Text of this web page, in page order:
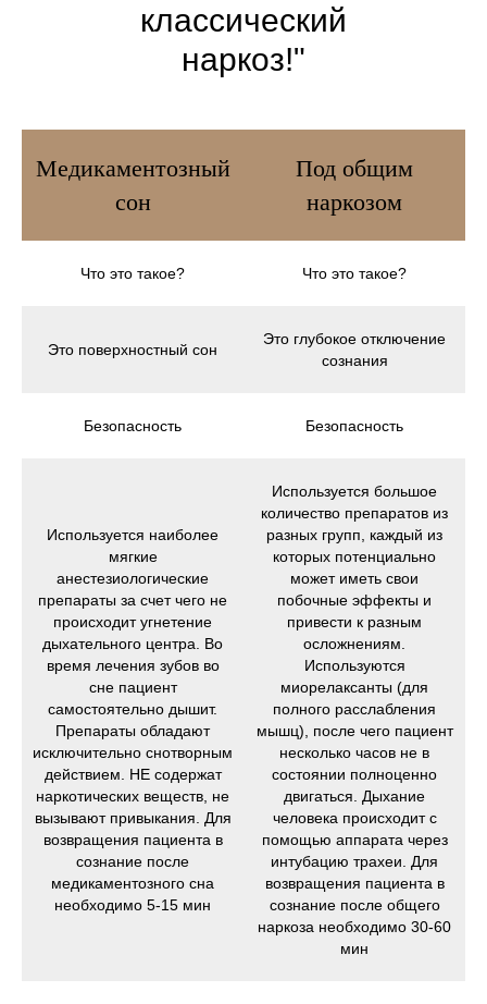
классический
наркоз!"
Медикаментозный
сон
Под общим
наркозом
Что это такое? Что это такое?
Это поверхностный сон
Это глубокое отключение
сознания
Безопасность Безопасность
Используется наиболее
мягкие
анестезиологические
препараты за счет чего не
происходит угнетение
дыхательного центра. Во
время лечения зубов во
сне пациент
самостоятельно дышит.
Препараты обладают
исключительно снотворным
действием. НЕ содержат
наркотических веществ, не
вызывают привыкания. Для
возвращения пациента в
сознание после
медикаментозного сна
необходимо 5-15 мин
Используется большое
количество препаратов из
разных групп, каждый из
которых потенциально
может иметь свои
побочные эффекты и
привести к разным
осложнениям.
Используются
миорелаксанты (для
полного расслабления
мышц), после чего пациент
несколько часов не в
состоянии полноценно
двигаться. Дыхание
человека происходит с
помощью аппарата через
интубацию трахеи. Для
возвращения пациента в
сознание после общего
наркоза необходимо 30-60
мин